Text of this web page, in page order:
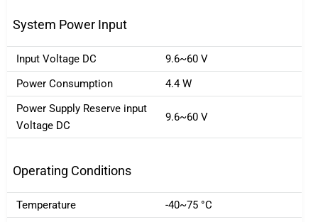
System Power Input
Input Voltage DC
9.6~60 V
Power Consumption
4.4 W
Power Supply Reserve input
Voltage DC
9.6~60 V
Operating Conditions
Temperature
-40~75 °C